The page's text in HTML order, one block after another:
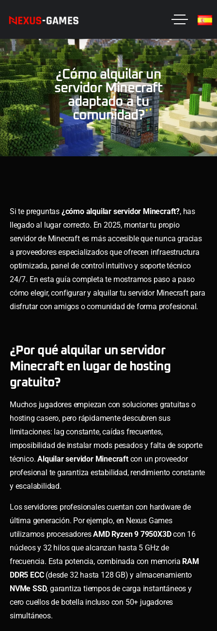
¿Cómo alquilar un
servidor Minecraft
adaptado a tu
comunidad?
Si te preguntas ¿cómo alquilar servidor Minecraft?, has
llegado al lugar correcto. En 2025, montar tu propio
servidor de Minecraft es más accesible que nunca gracias
a proveedores especializados que ofrecen infraestructura
optimizada, panel de control intuitivo y soporte técnico
24/7. En esta guía completa te mostramos paso a paso
cómo elegir, configurar y alquilar tu servidor Minecraft para
disfrutar con amigos o comunidad de forma profesional.
¿Por qué alquilar un servidor
Minecraft en lugar de hosting
gratuito?
Muchos jugadores empiezan con soluciones gratuitas o
hosting casero, pero rápidamente descubren sus
limitaciones: lag constante, caídas frecuentes,
imposibilidad de instalar mods pesados y falta de soporte
técnico.Alquilar servidor Minecraftcon un proveedor
profesional te garantiza estabilidad, rendimiento constante
y escalabilidad.
Los servidores profesionales cuentan con hardware de
última generación. Por ejemplo, en Nexus Games
utilizamos procesadoresAMD Ryzen 9 7950X3Dcon 16
núcleos y 32 hilos que alcanzan hasta 5 GHz de
frecuencia. Esta potencia, combinada con memoria RAM
DDR5 ECC(desde 32 hasta 128 GB) y almacenamiento
NVMe SSD, garantiza tiempos de carga instantáneos y
cero cuellos de botella incluso con 50+ jugadores
simultáneos.